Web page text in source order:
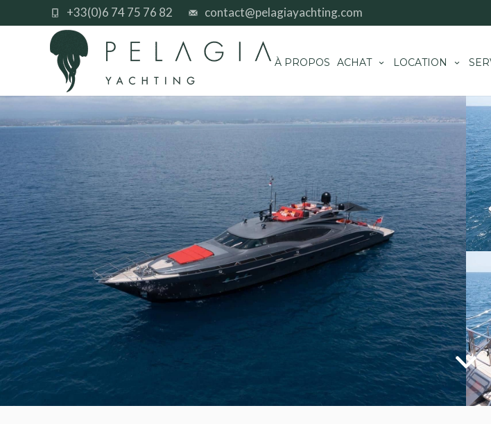
contact@pelagiayachting.com
+33(0)6 74 75 76 82
À PROPOS ACHAT LOCATION